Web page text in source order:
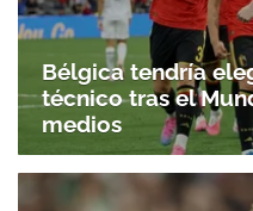
Bélgica tendría
técnico tras el
medios